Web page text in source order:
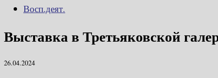
Восп.деят.
Выставка в Третьяковской
26.04.2024